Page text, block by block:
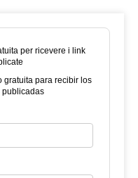
per ricevere i link
gratuita para recibir los
publicadas